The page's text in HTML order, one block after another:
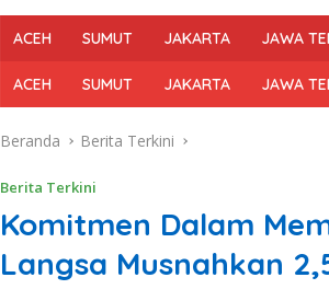
ACEH SUMUT JAKARTA JAWA
ACEH SUMUT JAKARTA JAWA
Beranda Berita Terkini
Berita Terkini
Komitmen Dalam
Langsa Musnahkan